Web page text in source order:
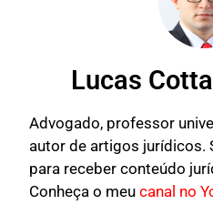
Lucas
Advogado, professor
autor de artigos jurídicos.
para receber conteúdo
Conheça o meucanal no